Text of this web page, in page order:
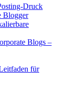
Druck
Blogger
Blogs –
für